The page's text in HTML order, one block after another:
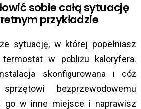
sobie całą sytuację
przykładzie
sytuację, w której popełniasz
w pobliżu kaloryfera.
skonfigurowana i cóż
bezprzewodowemu
go w inne miejsce i naprawisz